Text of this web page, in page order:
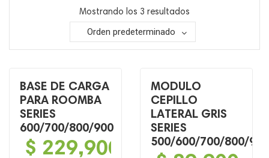
Mostrando los 3 resultados
Orden predeterminado
BASE DE CARGA
PARA ROOMBA
SERIES
600/700/800/900
$ 229,900
MODULO
CEPILLO
LATERAL GRIS
SERIES
500/600/700/800/900